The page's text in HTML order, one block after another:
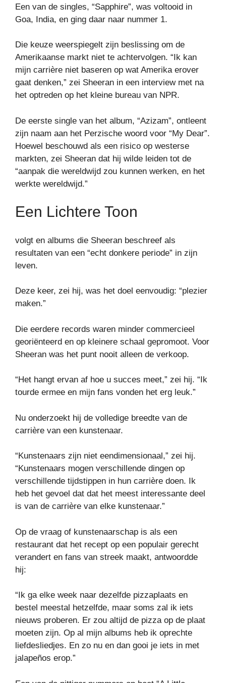
Een van de singles, “Sapphire”, was voltooid in
Goa, India, en ging daar naar nummer 1.
Die keuze weerspiegelt zijn beslissing om de
Amerikaanse markt niet te achtervolgen. “Ik kan
mijn carrière niet baseren op wat Amerika erover
gaat denken,” zei Sheeran in een interview met na
het optreden op het kleine bureau van NPR.
De eerste single van het album, “Azizam”, ontleent
zijn naam aan het Perzische woord voor “My Dear”.
Hoewel beschouwd als een risico op westerse
markten, zei Sheeran dat hij wilde leiden tot de
“aanpak die wereldwijd zou kunnen werken, en het
werkte wereldwijd.”
Een Lichtere Toon
volgt en albums die Sheeran beschreef als
resultaten van een “echt donkere periode” in zijn
leven.
Deze keer, zei hij, was het doel eenvoudig: “plezier
maken.”
Die eerdere records waren minder commercieel
georiënteerd en op kleinere schaal gepromoot. Voor
Sheeran was het punt nooit alleen de verkoop.
“Het hangt ervan af hoe u succes meet,” zei hij. “Ik
tourde ermee en mijn fans vonden het erg leuk.”
Nu onderzoekt hij de volledige breedte van de
carrière van een kunstenaar.
“Kunstenaars zijn niet eendimensionaal,” zei hij.
“Kunstenaars mogen verschillende dingen op
verschillende tijdstippen in hun carrière doen. Ik
heb het gevoel dat dat het meest interessante deel
is van de carrière van elke kunstenaar.”
Op de vraag of kunstenaarschap is als een
restaurant dat het recept op een populair gerecht
verandert en fans van streek maakt, antwoordde
hij:
“Ik ga elke week naar dezelfde pizzaplaats en
bestel meestal hetzelfde, maar soms zal ik iets
nieuws proberen. Er zou altijd de pizza op de plaat
moeten zijn. Op al mijn albums heb ik oprechte
liefdesliedjes. En zo nu en dan gooi je iets in met
jalapeños erop.”